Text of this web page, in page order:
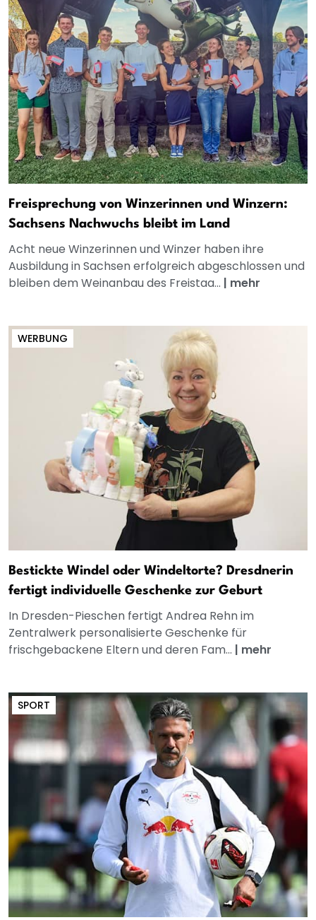
Freisprechung von Winzerinnen und Winzern:
Sachsens Nachwuchs bleibt im Land
Acht neue Winzerinnen und Winzer haben ihre
Ausbildung in Sachsen erfolgreich abgeschlossen und
bleiben dem Weinanbau des Freistaa... | mehr
WERBUNG
Bestickte Windel oder Windeltorte? Dresdnerin
fertigt individuelle Geschenke zur Geburt
In Dresden-Pieschen fertigt Andrea Rehn im
Zentralwerk personalisierte Geschenke für
frischgebackene Eltern und deren Fam... | mehr
SPORT